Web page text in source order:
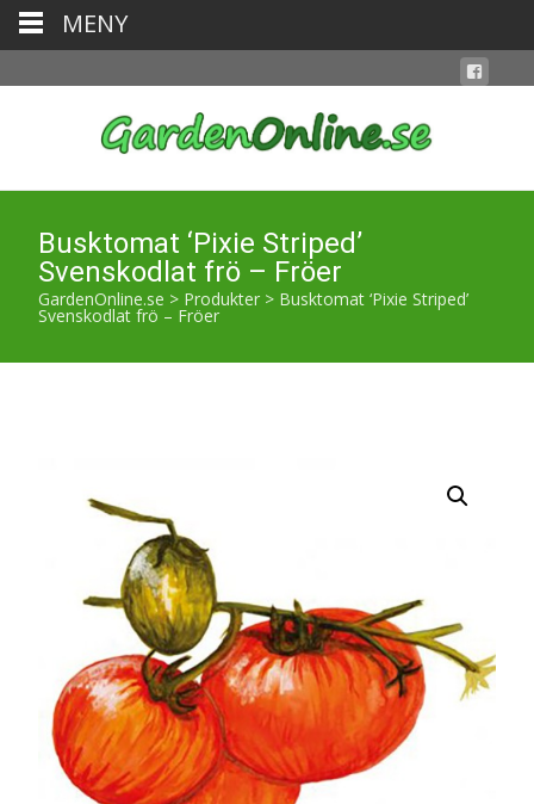
Busktomat ‘Pixie Striped’
Svenskodlat frö – Fröer
GardenOnline.se > Produkter > Busktomat ‘Pixie Striped’
Svenskodlat frö – Fröer
MENY